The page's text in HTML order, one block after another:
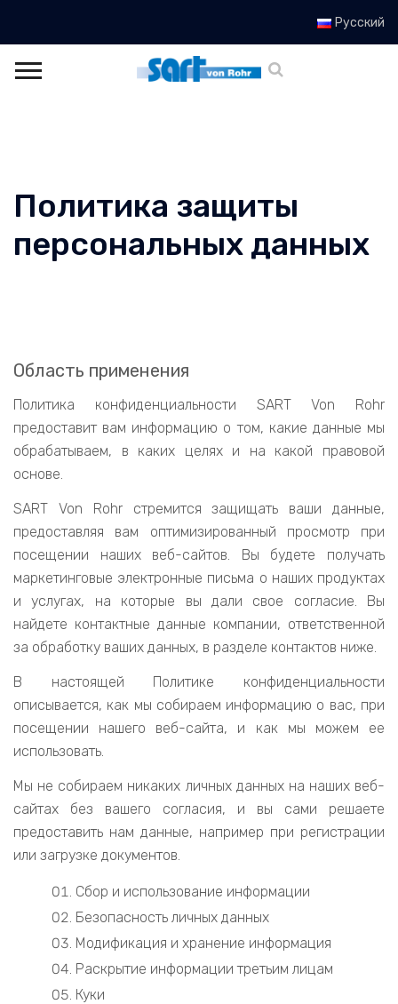
Русский
Политика защиты
персональных данных
Область применения
Политика конфиденциальности SART Von Rohr
предоставит вам информацию о том, какие данные мы
обрабатываем, в каких целях и на какой правовой
основе.
SART Von Rohr стремится защищать ваши данные,
предоставляя вам оптимизированный просмотр при
посещении наших веб-сайтов. Вы будете получать
маркетинговые электронные письма о наших продуктах
и услугах, на которые вы дали свое согласие. Вы
найдете контактные данные компании, ответственной
за обработку ваших данных, в разделе контактов ниже.
В настоящей Политике конфиденциальности
описывается, как мы собираем информацию о вас, при
посещении нашего веб-сайта, и как мы можем ее
использовать.
Мы не собираем никаких личных данных на наших веб-
сайтах без вашего согласия, и вы сами решаете
предоставить нам данные, например при регистрации
или загрузке документов.
Сбор и использование информации
Безопасность личных данных
Модификация и хранение информация
Раскрытие информации третьим лицам
Куки